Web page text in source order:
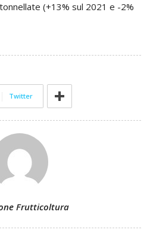
(+13% sul 2021 e -2%
Twitter
Frutticoltura